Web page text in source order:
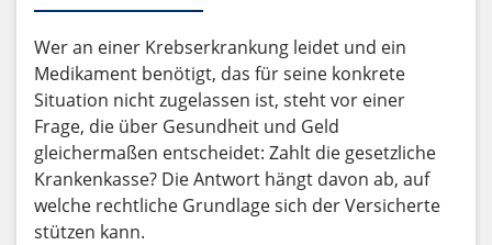
Wer an einer Krebserkrankung leidet und ein
Medikament benötigt, das für seine konkrete
Situation nicht zugelassen ist, steht vor einer
Frage, die über Gesundheit und Geld
gleichermaßen entscheidet: Zahlt die gesetzliche
Krankenkasse? Die Antwort hängt davon ab, auf
welche rechtliche Grundlage sich der Versicherte
stützen kann.